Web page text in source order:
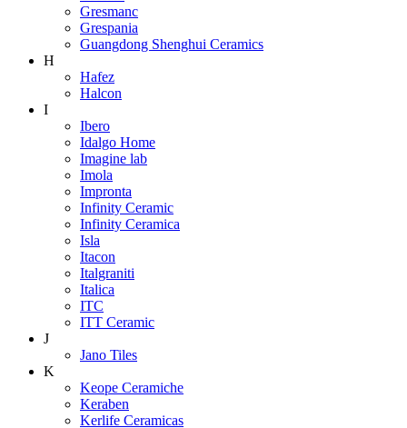
Gresmanc
Grespania
Guangdong Shenghui Ceramics
H
Hafez
Halcon
I
Ibero
Idalgo Home
Imagine lab
Imola
Impronta
Infinity Ceramic
Infinity Ceramica
Isla
Itacon
Italgraniti
Italica
ITC
ITT Ceramic
J
Jano Tiles
K
Keope Ceramiche
Keraben
Kerlife Ceramicas